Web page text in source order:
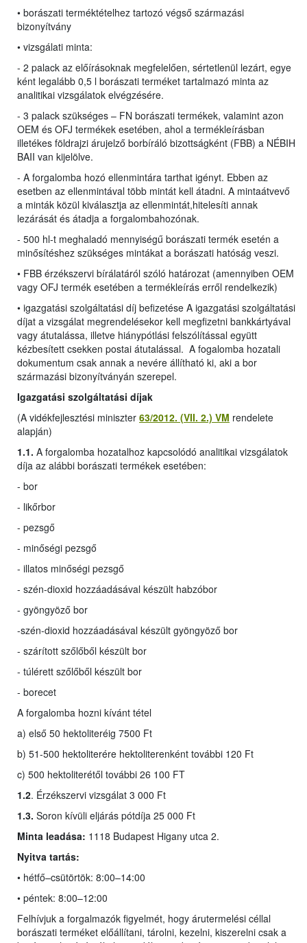
• borászati terméktételhez tartozó végső származási
bizonyítvány
• vizsgálati minta:
- 2 palack az előírásoknak megfelelően, sértetlenül lezárt, egye
ként legalább 0,5 l borászati terméket tartalmazó minta az
analitikai vizsgálatok elvégzésére.
- 3 palack szükséges – FN borászati termékek, valamint azon
OEM és OFJ termékek esetében, ahol a termékleírásban
illetékes földrajzi árujelző borbíráló bizottságként (FBB) a NÉBIH
BAII van kijelölve.
- A forgalomba hozó ellenmintára tarthat igényt. Ebben az
esetben az ellenmintával több mintát kell átadni. A mintaátvevő
a minták közül kiválasztja az ellenmintát,hitelesíti annak
lezárását és átadja a forgalombahozónak.
- 500 hl-t meghaladó mennyiségű borászati termék esetén a
minősítéshez szükséges mintákat a borászati hatóság veszi.
• FBB érzékszervi bírálatáról szóló határozat (amennyiben OEM
vagy OFJ termék esetében a termékleírás erről rendelkezik)
• igazgatási szolgáltatási díj befizetése A igazgatási szolgáltatási
díjat a vizsgálat megrendelésekor kell megfizetni bankkártyával
vagy átutalássa, illetve hiánypótlási felszólítással együtt
kézbesített csekken postai átutalással. A fogalomba hozatali
dokumentum csak annak a nevére állítható ki, aki a bor
származási bizonyítványán szerepel.
Igazgatási szolgáltatási díjak
(A vidékfejlesztési miniszter 63/2012. (VII. 2.) VM rendelete
alapján)
1.1. A forgalomba hozatalhoz kapcsolódó analitikai vizsgálatok
díja az alábbi borászati termékek esetében:
- bor
- likőrbor
- pezsgő
- minőségi pezsgő
- illatos minőségi pezsgő
- szén-dioxid hozzáadásával készült habzóbor
- gyöngyöző bor
-szén-dioxid hozzáadásával készült gyöngyöző bor
- szárított szőlőből készült bor
- túlérett szőlőből készült bor
- borecet
A forgalomba hozni kívánt tétel
a) első 50 hektoliteréig 7500 Ft
b) 51-500 hektoliterére hektoliterenként további 120 Ft
c) 500 hektoliterétől további 26 100 FT
1.2. Érzékszervi vizsgálat 3 000 Ft
1.3. Soron kívüli eljárás pótdíja 25 000 Ft
Minta leadása: 1118 Budapest Higany utca 2.
Nyitva tartás:
• hétfő–csütörtök: 8:00–14:00
• péntek: 8:00–12:00
Felhívjuk a forgalmazók figyelmét, hogy árutermelési céllal
borászati terméket előállítani, tárolni, kezelni, kiszerelni csak a